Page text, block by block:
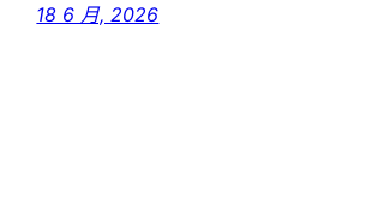
18 6 月, 2026